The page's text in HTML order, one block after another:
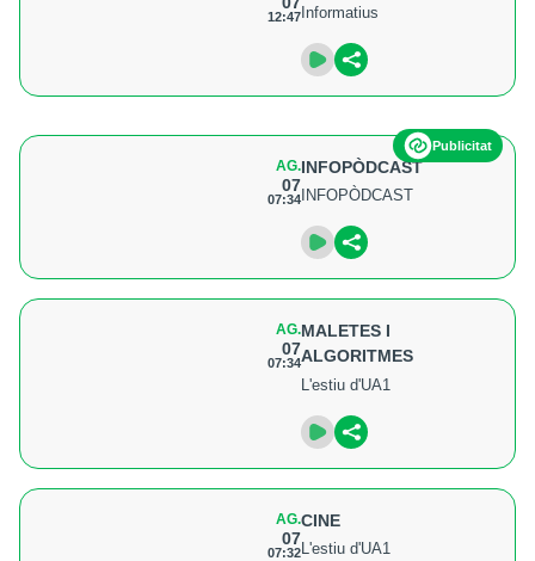
12:47 Informatius
Publicitat
AG.
07
07:34
INFOPÒDCAST
INFOPÒDCAST
AG.
07
07:34
MALETES I
ALGORITMES
L'estiu d'UA1
AG.
07
07:32
CINE
L'estiu d'UA1